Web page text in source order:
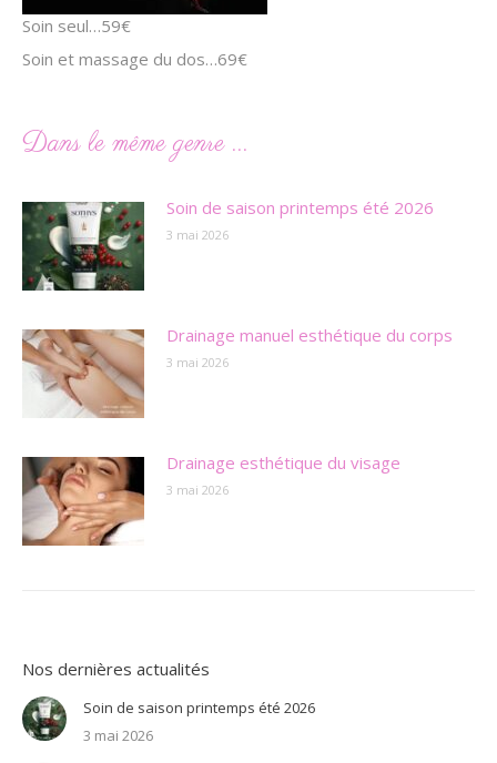
Soin seul…59€
Soin et massage du dos…69€
Dans le même genre ...
Soin de saison printemps été 2026
3 mai 2026
Drainage manuel esthétique du corps
3 mai 2026
Drainage esthétique du visage
3 mai 2026
Nos dernières actualités
Soin de saison printemps été 2026
3 mai 2026